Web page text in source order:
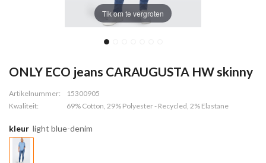
Tik om te vergroten
ONLY ECO jeans CARAUGUSTA HW skinny
Artikelnummer:
15300905
Kwaliteit:
69% Cotton, 29% Polyester - Recycled, 2% Elastane
kleur light blue-denim